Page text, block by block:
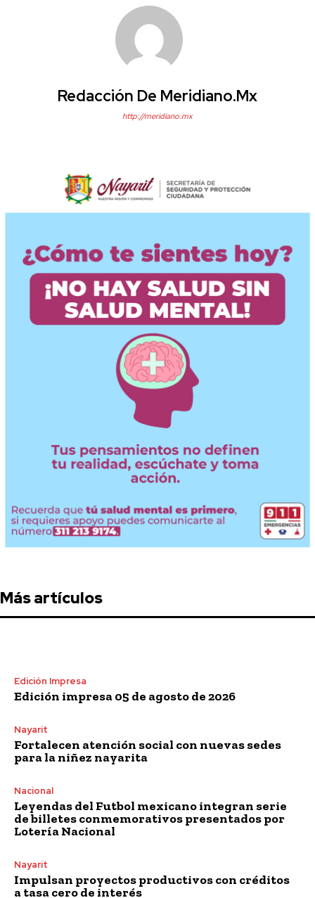
Redacción De Meridiano.mx
http://meridiano.mx
Más artículos
Edición Impresa
Edición impresa 05 de agosto de 2026
Nayarit
Fortalecen atención social con nuevas sedes
para la niñez nayarita
Nacional
Leyendas del Futbol mexicano integran serie
de billetes conmemorativos presentados por
Lotería Nacional
Nayarit
Impulsan proyectos productivos con créditos
a tasa cero de interés